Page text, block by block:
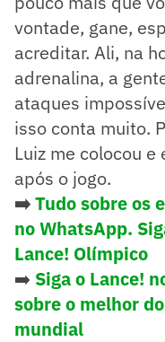
vontade, gane,
acreditar. Ali, na
adrenalina, a
ataques
isso conta muito.
Luiz me colocou
após o jogo.
➡️Tudo sobre os
no WhatsApp.
Lance! Olímpico
➡️ Siga o Lance!
sobre o melhor
mundial